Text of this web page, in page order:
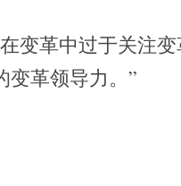
变革中过于关注
变革领导力。”